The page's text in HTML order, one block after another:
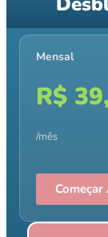
Mensal
R$
/mês